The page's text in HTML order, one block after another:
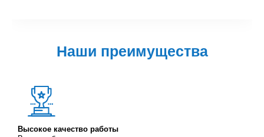
Наши преимущества
Высокое качество работы